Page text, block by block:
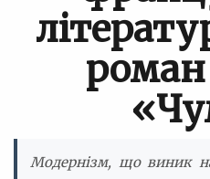
Модернізм, що виник